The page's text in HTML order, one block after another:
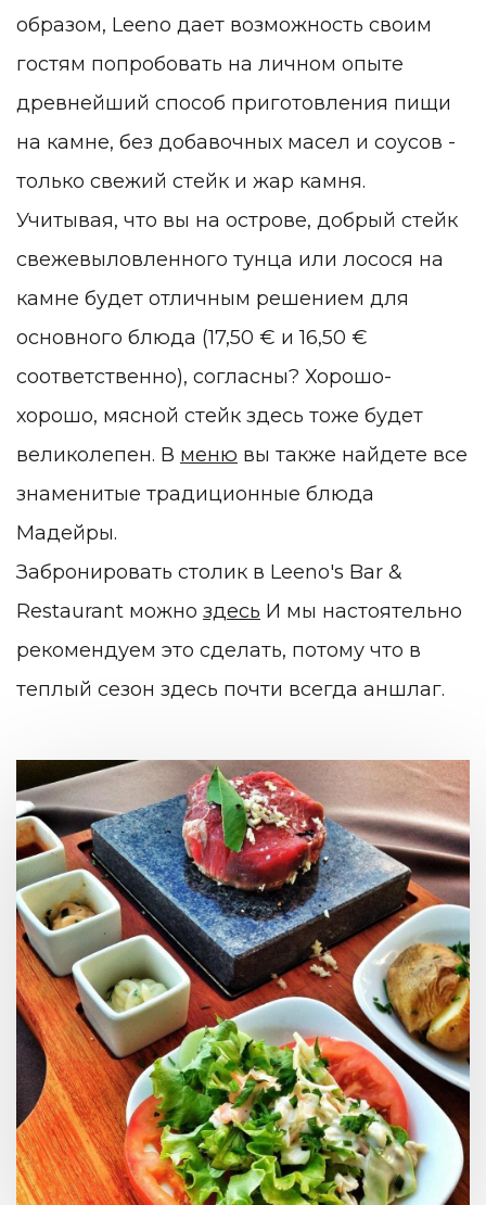
образом, Leeno дает возможность своим
гостям попробовать на личном опыте
древнейший способ приготовления пищи
на камне, без добавочных масел и соусов -
только свежий стейк и жар камня.
Учитывая, что вы на острове, добрый стейк
свежевыловленного тунца или лосося на
камне будет отличным решением для
основного блюда (17,50 € и 16,50 €
соответственно), согласны? Хорошо-
хорошо, мясной стейк здесь тоже будет
великолепен. В меню вы также найдете все
знаменитые традиционные блюда
Мадейры.
Забронировать столик в Leeno's Bar &
Restaurant можно здесь И мы настоятельно
рекомендуем это сделать, потому что в
теплый сезон здесь почти всегда аншлаг.